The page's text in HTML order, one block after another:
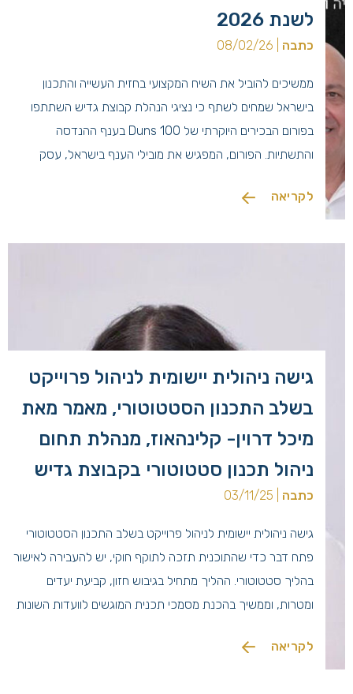
לשנת 2026
כתבה
ממשיכים להוביל את השיח המקצועי בחזית העשייה והתכנון
בישראל שמחים לשתף כי נציגי הנהלת קבוצת גדיש השתתפו
בפורום הבכירים היוקרתי של Duns 100 בענף ההנדסה
והתשתיות. הפורום, המפגיש את מובילי הענף בישראל, עסק
מקידום פרויקטים לאומיים מורכבים ועד להתמודדות עם אתגרי
לקריאה
גישה ניהולית יישומית לניהול פרוייקט
בשלב התכנון הסטטוטורי, מאמר מאת
מיכל דרוין- קלינהאוז, מנהלת תחום
ניהול תכנון סטטוטורי בקבוצת גדיש
כתבה
גישה ניהולית יישומית לניהול פרוייקט בשלב התכנון הסטטוטורי
פתח דבר כדי שהתוכנית תזכה לתוקף חוקי, יש להעבירה לאישור
בהליך סטטוטורי. ההליך מתחיל בגיבוש חזון, קביעת יעדים
ומטרות, וממשיך בהכנת מסמכי תכנית המוגשים לוועדות השונות
לקריאה